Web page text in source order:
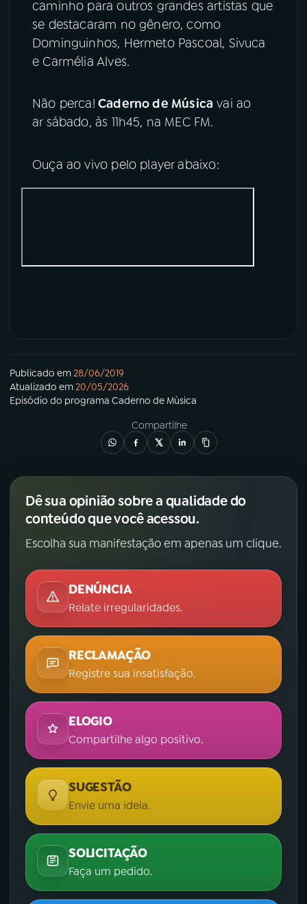
caminho para outros grandes artistas que
se destacaram no gênero, como
Dominguinhos, Hermeto Pascoal, Sivuca
e Carmélia Alves.
Não perca! Caderno de Música vai ao
ar sábado, às 11h45, na MEC FM.
Ouça ao vivo pelo player abaixo:
Publicado em28/06/2019
Atualizado em20/05/2026
Episódio do programa Caderno de Música
Compartilhe
Dê sua opinião sobre a qualidade do
conteúdo que você acessou.
Escolha sua manifestação em apenas um clique.
DENÚNCIA
Relate irregularidades.
RECLAMAÇÃO
Registre sua insatisfação.
ELOGIO
Compartilhe algo positivo.
SUGESTÃO
Envie uma ideia.
SOLICITAÇÃO
Faça um pedido.